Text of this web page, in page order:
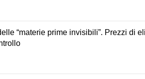
“materie prime invisibili”. Prezzi di